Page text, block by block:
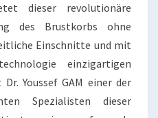
dieser revolutionäre
des Brustkorbs ohne
Einschnitte und mit
einzigartigen
Youssef GAM einer der
Spezialisten dieser